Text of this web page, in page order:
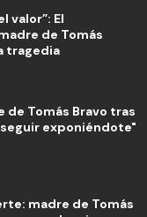
valor”: El
de Tomás
tragedia
de Tomás Bravo tras
exponiéndote"
madre de Tomás